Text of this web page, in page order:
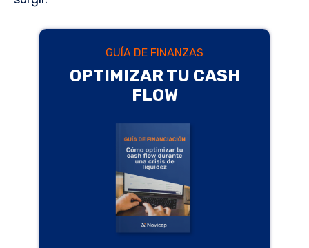
OPTIMIZAR TU CASH
FLOW
GUÍA DE FINANZAS